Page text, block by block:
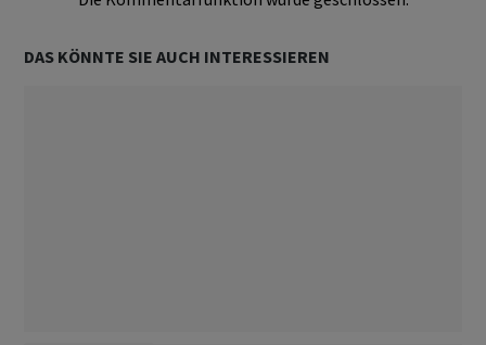
DAS KÖNNTE SIE AUCH INTERESSIEREN